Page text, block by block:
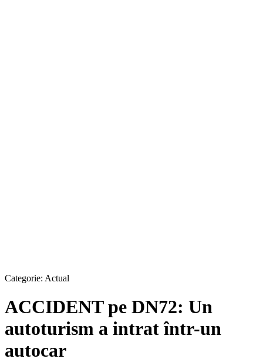
Categorie: Actual
ACCIDENT pe DN72: Un
autoturism a intrat într-un
autocar